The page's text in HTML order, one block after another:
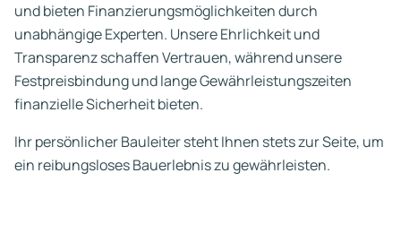
und bieten Finanzierungsmöglichkeiten durch
unabhängige Experten. Unsere Ehrlichkeit und
Transparenz schaffen Vertrauen, während unsere
Festpreisbindung und lange Gewährleistungszeiten
finanzielle Sicherheit bieten.
Ihr persönlicher Bauleiter steht Ihnen stets zur Seite, um
ein reibungsloses Bauerlebnis zu gewährleisten.